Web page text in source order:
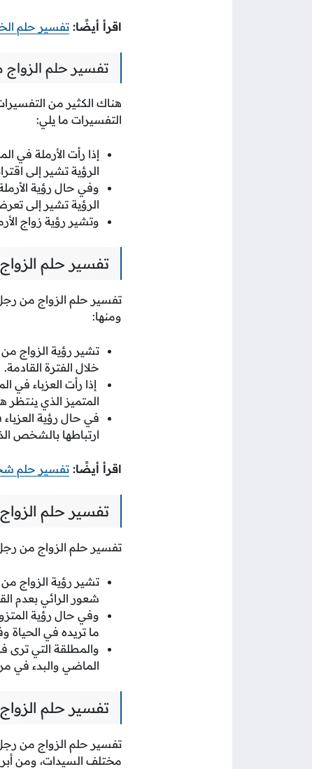
اقرأ أيضًا: تفسير حلم
تفسير حلم الزواج
هناك الكثير من
التفسيرات ما يلي:
إذا رأت الأرملة في
الرؤية تشير إلى
وفي حال رؤية
الرؤية تشير إلى
وتشير رؤية زواج
تفسير حلم
تفسير حلم الزواج من
ومنها:
تشير رؤية الزواج
خلال الفترة القادمة.
إذا رأت العزباء
المتميز الذي ينتظر
في حال رؤية
ارتباطها بالشخص
اقرأ أيضًا: تفسير حلم
تفسير حلم
تفسير حلم الزواج من
تشير رؤية الزواج
شعور الرائي بعدم
وفي حال رؤية
ما تريده في الحياة
والمطلقة التي
الماضي والبدء في
تفسير حلم
تفسير حلم الزواج من
مختلف السيدات، ومن